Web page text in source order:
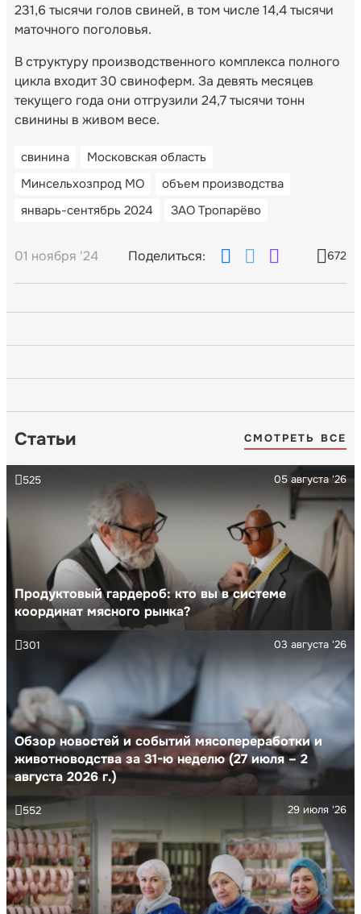
231,6 тысячи голов свиней, в том числе 14,4 тысячи
маточного поголовья.
В структуру производственного комплекса полного
цикла входит 30 свиноферм. За девять месяцев
текущего года они отгрузили 24,7 тысячи тонн
свинины в живом весе.
свинина
Московская область
Минсельхозпрод МО
объем производства
январь-сентябрь 2024
ЗАО Тропарёво
01 ноября '24 Поделиться: 672
Статьи СМОТРЕТЬ ВСЕ
Продуктовый гардероб: кто вы в системе
координат мясного рынка?
05 августа '26
525
Обзор новостей и событий мясопереработки и
животноводства за 31-ю неделю (27 июля – 2
августа 2026 г.)
03 августа '26
301
29 июля '26
552